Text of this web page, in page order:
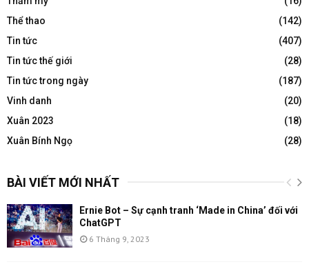
Thể thao
(142)
Tin tức
(407)
Tin tức thế giới
(28)
Tin tức trong ngày
(187)
Vinh danh
(20)
Xuân 2023
(18)
Xuân Bính Ngọ
(28)
BÀI VIẾT MỚI NHẤT
Ernie Bot – Sự cạnh tranh ‘Made in China’ đối với
ChatGPT
6 Tháng 9, 2023